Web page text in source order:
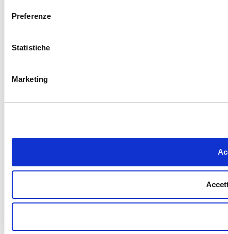
Preferenze
Statistiche
Marketing